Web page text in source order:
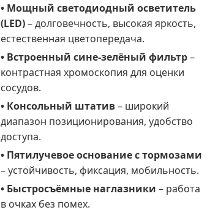
• Мощный светодиодный осветитель
(LED)– долговечность, высокая яркость,
естественная цветопередача.
• Встроенный сине-зелёный фильтр–
контрастная хромоскопия для оценки
сосудов.
• Консольный штатив– широкий
диапазон позиционирования, удобство
доступа.
• Пятилучевое основание с тормозами
– устойчивость, фиксация, мобильность.
• Быстросъёмные наглазники – работа
в очках без помех.